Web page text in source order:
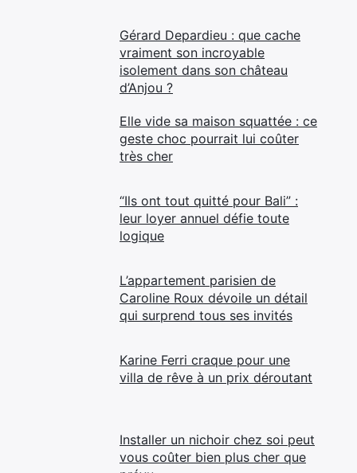
Gérard Depardieu : que cache
vraiment son incroyable
isolement dans son château
d’Anjou ?
Elle vide sa maison squattée : ce
geste choc pourrait lui coûter
très cher
“Ils ont tout quitté pour Bali” :
leur loyer annuel défie toute
logique
L’appartement parisien de
Caroline Roux dévoile un détail
qui surprend tous ses invités
Karine Ferri craque pour une
villa de rêve à un prix déroutant
Installer un nichoir chez soi peut
vous coûter bien plus cher que